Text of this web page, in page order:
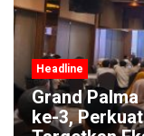
Headline
Grand
ke-3,